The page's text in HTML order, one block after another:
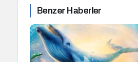
Benzer Haberler